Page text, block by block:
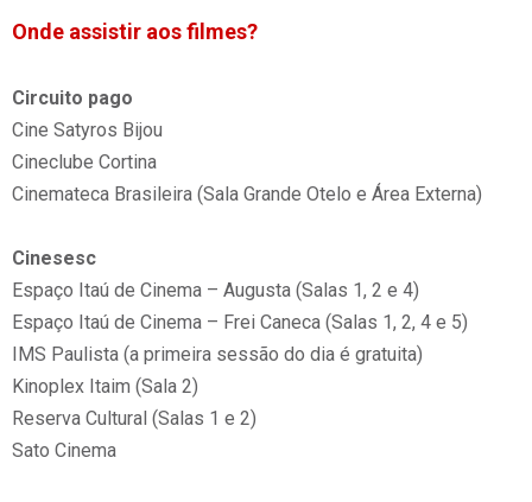
Onde assistir aos filmes?
Circuito pago
Cine Satyros Bijou
Cineclube Cortina
Cinemateca Brasileira (Sala Grande Otelo e Área Externa)
Cinesesc
Espaço Itaú de Cinema – Augusta (Salas 1, 2 e 4)
Espaço Itaú de Cinema – Frei Caneca (Salas 1, 2, 4 e 5)
IMS Paulista (a primeira sessão do dia é gratuita)
Kinoplex Itaim (Sala 2)
Reserva Cultural (Salas 1 e 2)
Sato Cinema